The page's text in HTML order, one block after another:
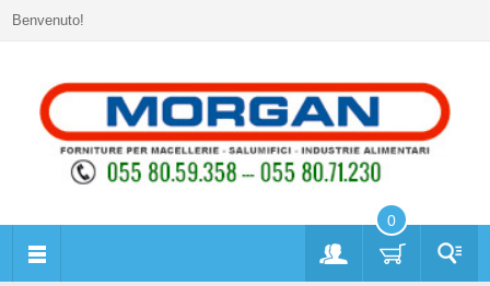
Benvenuto!
0